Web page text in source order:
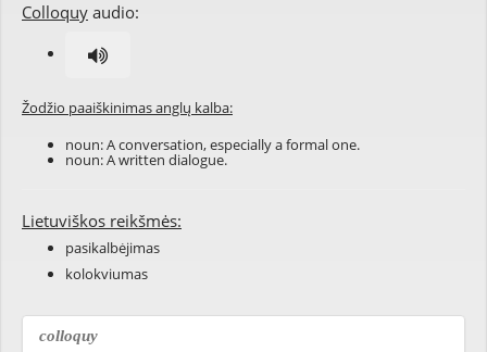
Colloquy audio:
Žodžio paaiškinimas anglų kalba:
noun: A conversation, especially a formal one.
noun: A written dialogue.
Lietuviškos reikšmės:
pasikalbėjimas
kolokviumas
colloquy